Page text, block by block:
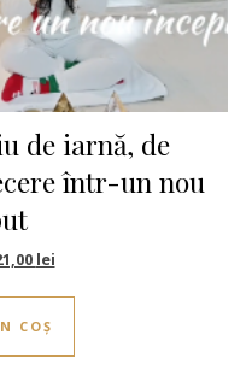
de iarnă, de
într-un nou
inițial a fost: 141,00 lei.
leiPrețul curent este: 121,00
COȘ